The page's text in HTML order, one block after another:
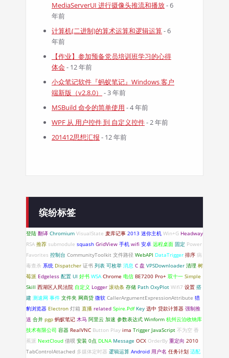
MediaServerUI 进行摄像头推流和播放- 6
年前
计算机(二进制)的算术运算和逻辑运算- 6
年前
【作业】参加预备党员培训班学习的心得
体会 - 12 年前
小众笔记软件『蚂蚁笔记』Windows 客户
端新版（v2.8.0）
- 3 年前
MSBuild 命令的简单使用 - 4 年前
WPF 从 用户控件 到 自定义控件- 2 年前
201412思想汇报 - 12 年前
缤纷标签
登陆 翻译 Chromium VisualState 麦库记事 2013 迷你主机 Win+G Headway
RSA 推荐 submodule squash GridView 手机 wifi 安卓 远程桌面 固定 Power
Favorites 控制台 CommunityToolkit 文件路径 WebAPI DataTrigger 排序 病
毒查杀 系统 Dispatcher 证书 列表 可枚举 消息 C 盘 VPSDownloader 清理 树
莓派 Edgeless 配置 UI 好书 WSA Chrome 电信 BE7200 Pro+ 双十一 Simple
Skill 西湖区人民法院 自定义 Logger 滚动条 存储 Path OxyPlot Wifi7 设置 搭
建 测速网 事件 文件夹 网商贷 微软 CallerArgumentExpressionAttribute 猎
豹浏览器 Electron 灯箱 直播 related Spire.Pdf Key 选中 贷款计算器 强制推
送 合并 pgp 蚂蚁笔记 木马 阿里云 加速 参数表达式 Winform 杭州云泊收纳库
技术有限公司 容器 RealVNC Button Play ima Trigger JavaScript 不为空 香
蕉派 NextCloud 借呗 安装 0点 DLNA Message OCX OrderBy 重定向 2010
TabControlAttached 多媒体定时器 逻辑运算 Android 用户名 任务计划 适配